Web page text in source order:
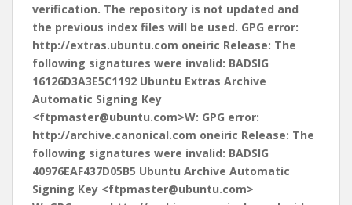
verification. The repository is not updated and
the previous index files will be used. GPG error:
http://extras.ubuntu.com oneiric Release: The
following signatures were invalid: BADSIG
16126D3A3E5C1192 Ubuntu Extras Archive
Automatic Signing Key
<ftpmaster@ubuntu.com>W: GPG error:
http://archive.canonical.com oneiric Release: The
following signatures were invalid: BADSIG
40976EAF437D05B5 Ubuntu Archive Automatic
Signing Key <ftpmaster@ubuntu.com>